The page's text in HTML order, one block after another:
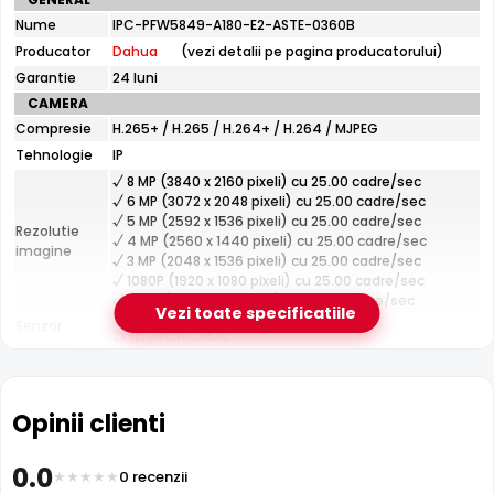
mecanic autoretractabil
pe timpul zilei, pentru a evita defectele de culoare, iar pe
sa treaca, imbunatatind vizibilitatea.
tehnice
Dahua
IPC-
PFW5849-
A180-
E2-
ASTE-
0360B
Nume
IPC-PFW5849-A180-E2-ASTE-0360B
Producator
Dahua
(vezi detalii pe pagina producatorului)
Garantie
24 luni
CAMERA
Compresie
H.265+ / H.265 / H.264+ / H.264 / MJPEG
Tehnologie
IP
Rezolutie
imagine
√ 8 MP (3840 x 2160 pixeli) cu 25.00 cadre/sec
√ 6 MP (3072 x 2048 pixeli) cu 25.00 cadre/sec
√ 5 MP (2592 x 1536 pixeli) cu 25.00 cadre/sec
√ 4 MP (2560 x 1440 pixeli) cu 25.00 cadre/sec
√ 3 MP (2048 x 1536 pixeli) cu 25.00 cadre/sec
√ 1080P (1920 x 1080 pixeli) cu 25.00 cadre/sec
√ 720P (1280 x 720 pixeli) cu 25.00 cadre/sec
2x 1/1.8inch CMOS
Lumina alba
LED
40 m
Format
Cu picior
Vezi toate specificatiile
Opinii clienti
0.0 0 recenzii